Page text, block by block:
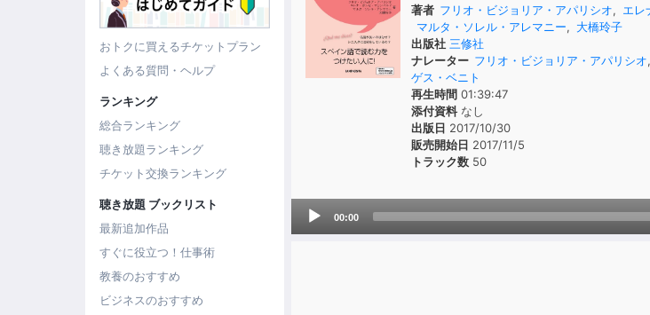
おトクに買えるチケットプラン
よくある質問・ヘルプ
ランキング
総合ランキング
聴き放題ランキング
チケット交換ランキング
聴き放題 ブックリスト
最新追加作品
すぐに役立つ！仕事術
教養のおすすめ
ビジネスのおすすめ
著者 フリオ・ビジョリア・アパリシオ, エレ
マルタ・ソレル・アレマニー, 大橋玲子
出版社 三修社
ナレーター フリオ・ビジョリア・アパリシオ,
ゲス・ベニト
再生時間01:39:47
添付資料なし
出版日 2017/10/30
販売開始日 2017/11/5
トラック数50
Audio
00:00